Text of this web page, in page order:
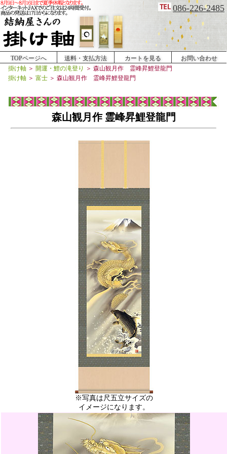
086-226-2485
TOPページへ 送料・支払方法 カートを見る
お問い合わせ
掛け軸 ＞ 開運・鯉の滝登り ＞ 森山観月作 霊峰昇鯉登龍門
掛け軸 ＞ 富士 ＞ 森山観月作 霊峰昇鯉登龍門
森山観月作 霊峰昇鯉登龍門
※写真は尺五立サイズの
イメージになります。